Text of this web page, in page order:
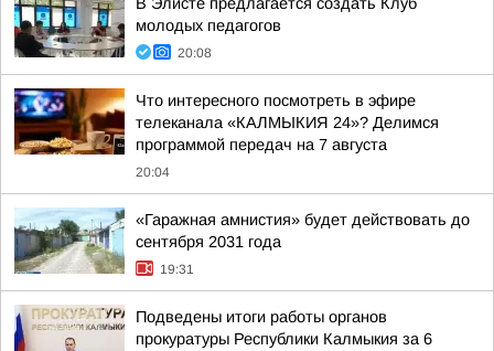
молодых педагогов
20:08
Что интересного посмотреть в эфире
телеканала «КАЛМЫКИЯ 24»? Делимся
программой передач на 7 августа
20:04
«Гаражная амнистия» будет действовать до
сентября 2031 года
19:31
Подведены итоги работы органов
прокуратуры Республики Калмыкия за 6